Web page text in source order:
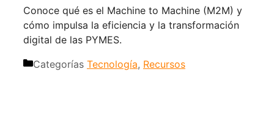
Conoce qué es el Machine to Machine (M2M) y
cómo impulsa la eficiencia y la transformación
digital de las PYMES.
Categorías Tecnología, Recursos